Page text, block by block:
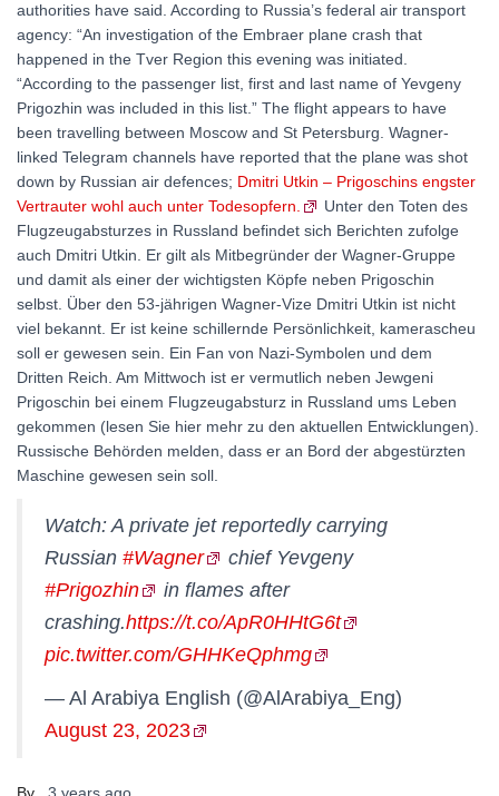
authorities have said. According to Russia’s federal air transport
agency: “An investigation of the Embraer plane crash that
happened in the Tver Region this evening was initiated.
“According to the passenger list, first and last name of Yevgeny
Prigozhin was included in this list.” The flight appears to have
been travelling between Moscow and St Petersburg. Wagner-
linked Telegram channels have reported that the plane was shot
down by Russian air defences; Dmitri Utkin – Prigoschins engster
Vertrauter wohl auch unter Todesopfern.
Unter den Toten des
Flugzeugabsturzes in Russland befindet sich Berichten zufolge
auch Dmitri Utkin. Er gilt als Mitbegründer der Wagner-Gruppe
und damit als einer der wichtigsten Köpfe neben Prigoschin
selbst. Über den 53-jährigen Wagner-Vize Dmitri Utkin ist nicht
viel bekannt. Er ist keine schillernde Persönlichkeit, kamerascheu
soll er gewesen sein. Ein Fan von Nazi-Symbolen und dem
Dritten Reich. Am Mittwoch ist er vermutlich neben Jewgeni
Prigoschin bei einem Flugzeugabsturz in Russland ums Leben
gekommen (lesen Sie hier mehr zu den aktuellen Entwicklungen).
Russische Behörden melden, dass er an Bord der abgestürzten
Maschine gewesen sein soll.
Watch: A private jet reportedly carrying
Russian #Wagner
chief Yevgeny
#Prigozhin
in flames after
crashing.https://t.co/ApR0HHtG6t
pic.twitter.com/GHHKeQphmg
— Al Arabiya English (@AlArabiya_Eng)
August 23, 2023